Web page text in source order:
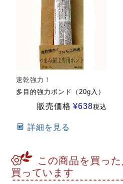
速乾強力！
多目的強力ボンド（20g入）
販売価格 ¥638税込
詳細を見る
この商品を買っ
買っています